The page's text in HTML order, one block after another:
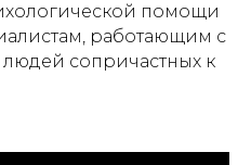
помощи
работающим с
сопричастных к